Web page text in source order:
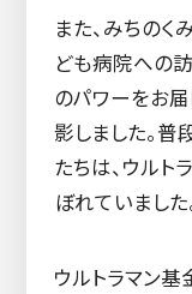
また、みちの
ども病院への
のパワーをお
影しました。
たちは、ウル
ぼれていました
ウルトラマン